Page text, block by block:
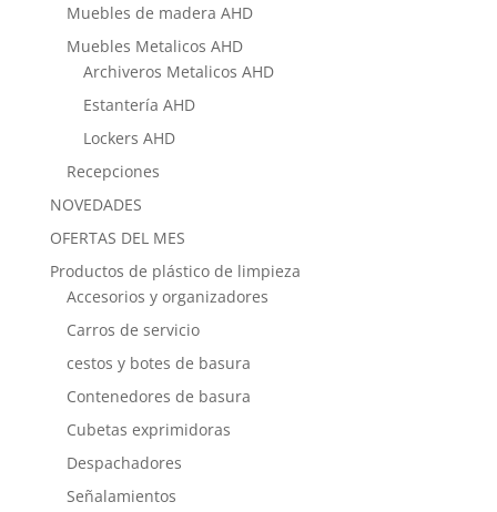
Muebles de madera AHD
Muebles Metalicos AHD
Archiveros Metalicos AHD
Estantería AHD
Lockers AHD
Recepciones
NOVEDADES
OFERTAS DEL MES
Productos de plástico de limpieza
Accesorios y organizadores
Carros de servicio
cestos y botes de basura
Contenedores de basura
Cubetas exprimidoras
Despachadores
Señalamientos